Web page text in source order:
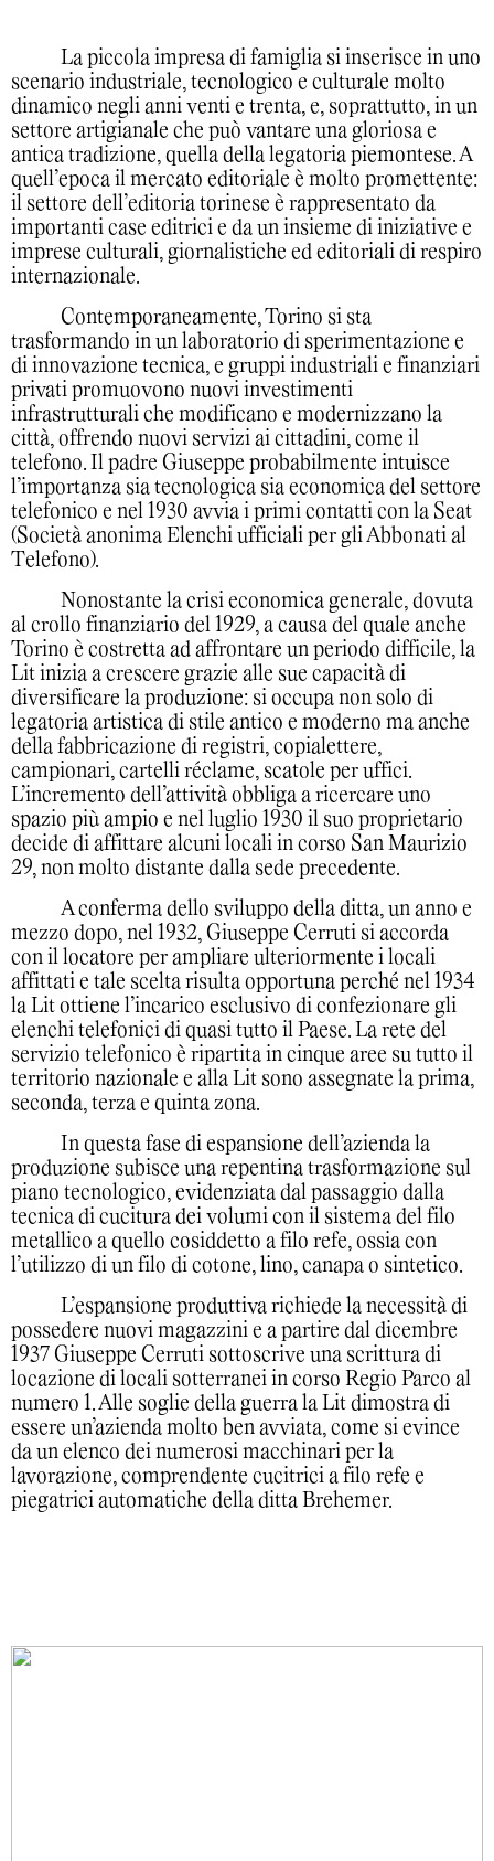
La piccola impresa di famiglia si inserisce in uno
scenario industriale, tecnologico e culturale molto
dinamico negli anni venti e trenta, e, soprattutto, in un
settore artigianale che può vantare una gloriosa e
antica tradizione, quella della legatoria piemontese. A
quell’epoca il mercato editoriale è molto promettente:
il settore dell’editoria torinese è rappresentato da
importanti case editrici e da un insieme di iniziative e
imprese culturali, giornalistiche ed editoriali di respiro
internazionale.
Contemporaneamente, Torino si sta
trasformando in un laboratorio di sperimentazione e
di innovazione tecnica, e gruppi industriali e finanziari
privati promuovono nuovi investimenti
infrastrutturali che modificano e modernizzano la
città, offrendo nuovi servizi ai cittadini, come il
telefono. Il padre Giuseppe probabilmente intuisce
l’importanza sia tecnologica sia economica del settore
telefonico e nel 1930 avvia i primi contatti con la Seat
(Società anonima Elenchi ufficiali per gli Abbonati al
Telefono).
Nonostante la crisi economica generale, dovuta
al crollo finanziario del 1929, a causa del quale anche
Torino è costretta ad affrontare un periodo difficile, la
Lit inizia a crescere grazie alle sue capacità di
diversificare la produzione: si occupa non solo di
legatoria artistica di stile antico e moderno ma anche
della fabbricazione di registri, copialettere,
campionari, cartelli réclame, scatole per uffici.
L’incremento dell’attività obbliga a ricercare uno
spazio più ampio e nel luglio 1930 il suo proprietario
decide di affittare alcuni locali in corso San Maurizio
29, non molto distante dalla sede precedente.
A conferma dello sviluppo della ditta, un anno e
mezzo dopo, nel 1932, Giuseppe Cerruti si accorda
con il locatore per ampliare ulteriormente i locali
affittati e tale scelta risulta opportuna perché nel 1934
la Lit ottiene l’incarico esclusivo di confezionare gli
elenchi telefonici di quasi tutto il Paese. La rete del
servizio telefonico è ripartita in cinque aree su tutto il
territorio nazionale e alla Lit sono assegnate la prima,
seconda, terza e quinta zona.
In questa fase di espansione dell’azienda la
produzione subisce una repentina trasformazione sul
piano tecnologico, evidenziata dal passaggio dalla
tecnica di cucitura dei volumi con il sistema del filo
metallico a quello cosiddetto a filo refe, ossia con
l’utilizzo di un filo di cotone, lino, canapa o sintetico.
L’espansione produttiva richiede la necessità di
possedere nuovi magazzini e a partire dal dicembre
1937 Giuseppe Cerruti sottoscrive una scrittura di
locazione di locali sotterranei in corso Regio Parco al
numero 1. Alle soglie della guerra la Lit dimostra di
essere un’azienda molto ben avviata, come si evince
da un elenco dei numerosi macchinari per la
lavorazione, comprendente cucitrici a filo refe e
piegatrici automatiche della ditta Brehemer.